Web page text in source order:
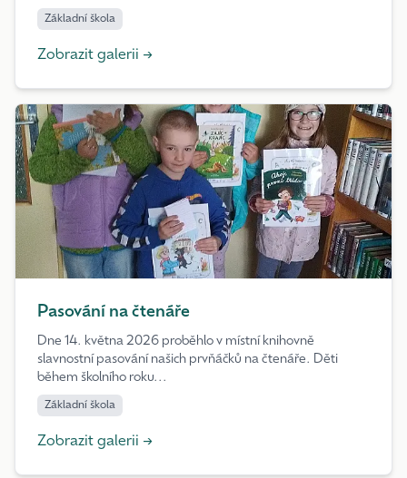
Základní škola
Zobrazit galerii →
Pasování na čtenáře
Dne 14. května 2026 proběhlo v místní knihovně
slavnostní pasování našich prvňáčků na čtenáře. Děti
během školního roku...
Základní škola
Zobrazit galerii →